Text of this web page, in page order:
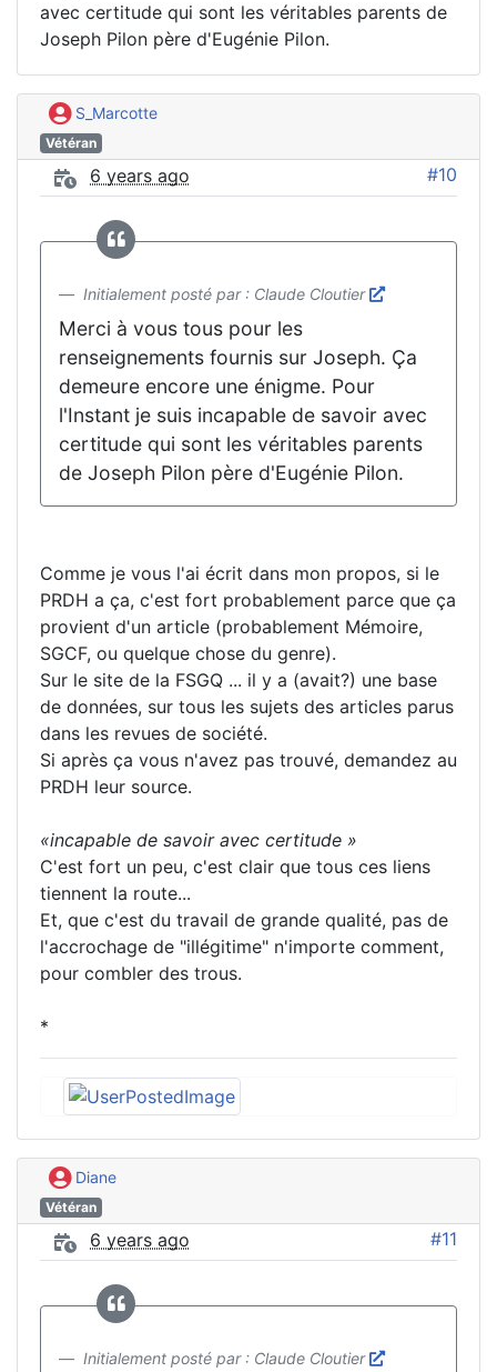
avec certitude qui sont les véritables parents de
Joseph Pilon père d'Eugénie Pilon.
S_Marcotte
Vétéran
6 years ago #10
Initialement posté par : Claude Cloutier
Merci à vous tous pour les
renseignements fournis sur Joseph. Ça
demeure encore une énigme. Pour
l'Instant je suis incapable de savoir avec
certitude qui sont les véritables parents
de Joseph Pilon père d'Eugénie Pilon.
Comme je vous l'ai écrit dans mon propos, si le
PRDH a ça, c'est fort probablement parce que ça
provient d'un article (probablement Mémoire,
SGCF, ou quelque chose du genre).
Sur le site de la FSGQ ... il y a (avait?) une base
de données, sur tous les sujets des articles parus
dans les revues de société.
Si après ça vous n'avez pas trouvé, demandez au
PRDH leur source.
«incapable de savoir avec certitude »
C'est fort un peu, c'est clair que tous ces liens
tiennent la route...
Et, que c'est du travail de grande qualité, pas de
l'accrochage de "illégitime" n'importe comment,
pour combler des trous.
*
Diane
Vétéran
6 years ago #11
Initialement posté par : Claude Cloutier